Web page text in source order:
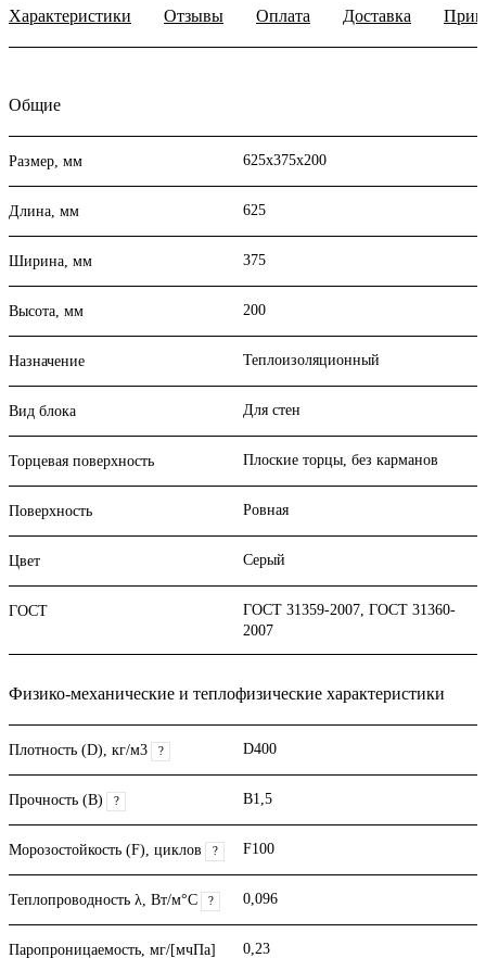
Характеристики Отзывы Оплата Доставка
Общие
Размер, мм 625х375х200
Длина, мм 625
Ширина, мм 375
Высота, мм 200
Назначение Теплоизоляционный
Вид блока Для стен
Торцевая поверхность Плоские торцы, без карманов
Поверхность Ровная
Цвет Серый
ГОСТ
ГОСТ 31359-2007, ГОСТ 31360-
2007
Физико-механические и теплофизические характеристики
Плотность (D), кг/м3 ? D400
Прочность (В) ? B1,5
Морозостойкость (F), циклов ? F100
Теплопроводность λ, Вт/м°С ? 0,096
Паропроницаемость, мг/[мчПа] 0,23